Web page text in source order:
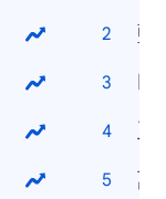
藍
王
萬